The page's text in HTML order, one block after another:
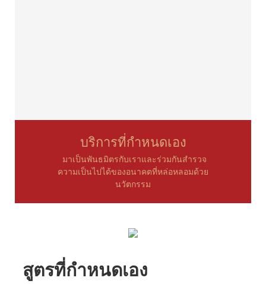
บริการที่กำหนดเอง
มาเป็นพันธมิตรกับเราและร่วมกันสำรวจ
ความเป็นไปได้ของอนาคตที่หล่อหลอมด้วย
นวัตกรรม
สูตรที่กำหนดเอง